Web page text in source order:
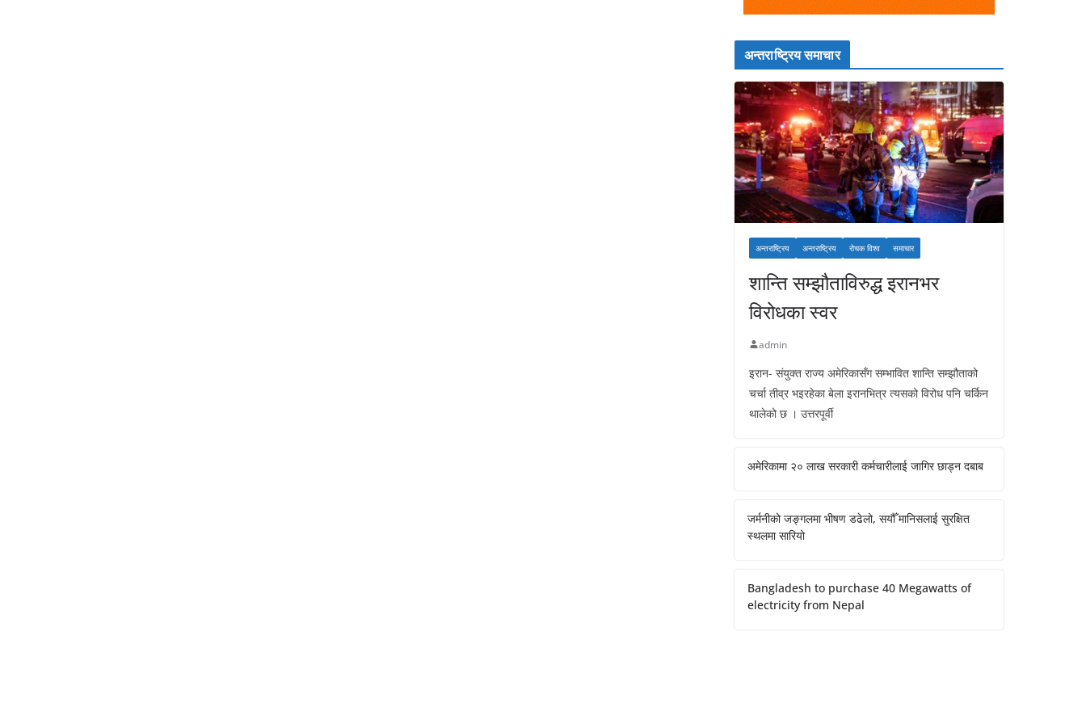
अन्तराष्ट्रिय समाचार
अन्तराष्ट्रिय अन्तराष्ट्रिय रोचक विश्व समाचार
शान्ति सम्झौताविरुद्ध इरानभर
विरोधका स्वर
admin
इरान- संयुक्त राज्य अमेरिकासँग सम्भावित शान्ति सम्झौताको
चर्चा तीव्र भइरहेका बेला इरानभित्र त्यसको विरोध पनि चर्किन
थालेको छ । उत्तरपूर्वी
अमेरिकामा २० लाख सरकारी कर्मचारीलाई जागिर छाड्न दबाब
जर्मनीको जङ्गलमा भीषण डढेलो, सयौँ मानिसलाई सुरक्षित
स्थलमा सारियो
Bangladesh to purchase 40 Megawatts of
electricity from Nepal